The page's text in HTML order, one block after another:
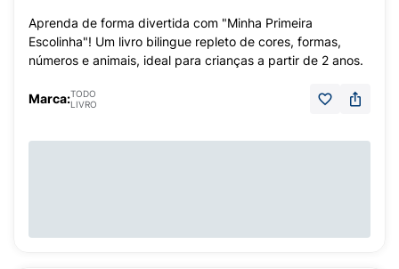
Aprenda de forma divertida com "Minha Primeira
Escolinha"! Um livro bilingue repleto de cores, formas,
números e animais, ideal para crianças a partir de 2 anos.
Marca:TODO
LIVRO